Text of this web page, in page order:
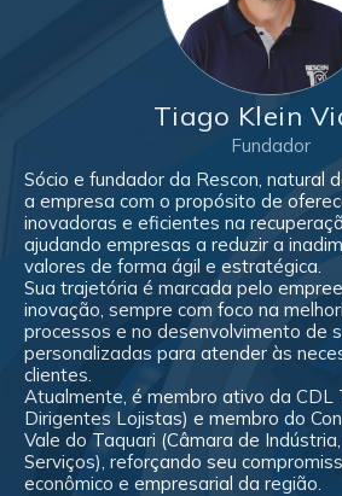
Tiago Klein
Fundador
Sócio e fundador da Rescon, natural
a empresa com o propósito de
inovadoras e eficientes na
ajudando empresas a reduzir a
valores de forma ágil e estratégica.
Sua trajetória é marcada pelo
inovação, sempre com foco na
processos e no desenvolvimento de
personalizadas para atender às
clientes.
Atualmente, é membro ativo da CDL
Dirigentes Lojistas) e membro do
Vale do Taquari (Câmara de
Serviços), reforçando seu
econômico e empresarial da região.